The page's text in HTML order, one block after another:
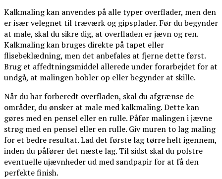
Kalkmaling kan anvendes på alle typer overflader, men den
er især velegnet til træværk og gipsplader. Før du begynder
at male, skal du sikre dig, at overfladen er jævn og ren.
Kalkmaling kan bruges direkte på tapet eller
flisebeklædning, men det anbefales at fjerne dette først.
Brug et affedtningsmiddel allerede under forarbejdet for at
undgå, at malingen bobler op eller begynder at skille.
Når du har forberedt overfladen, skal du afgrænse de
områder, du ønsker at male med kalkmaling. Dette kan
gøres med en pensel eller en rulle. Påfør malingen i jævne
strøg med en pensel eller en rulle. Giv muren to lag maling
for et bedre resultat. Lad det første lag tørre helt igennem,
inden du påfører det næste lag. Til sidst skal du polstre
eventuelle ujævnheder ud med sandpapir for at få den
perfekte finish.